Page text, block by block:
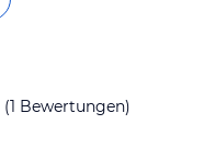
(1 Bewertungen)